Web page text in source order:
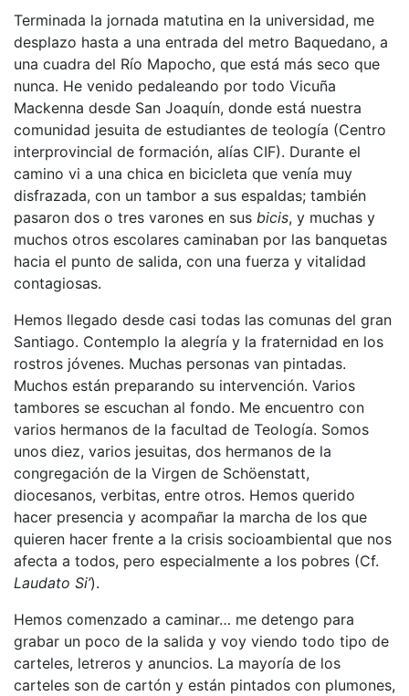
Terminada la jornada matutina en la universidad, me
desplazo hasta a una entrada del metro Baquedano, a
una cuadra del Río Mapocho, que está más seco que
nunca. He venido pedaleando por todo Vicuña
Mackenna desde San Joaquín, donde está nuestra
comunidad jesuita de estudiantes de teología (Centro
interprovincial de formación, alías CIF). Durante el
camino vi a una chica en bicicleta que venía muy
disfrazada, con un tambor a sus espaldas; también
pasaron dos o tres varones en sus bicis, y muchas y
muchos otros escolares caminaban por las banquetas
hacia el punto de salida, con una fuerza y vitalidad
contagiosas.
Hemos llegado desde casi todas las comunas del gran
Santiago. Contemplo la alegría y la fraternidad en los
rostros jóvenes. Muchas personas van pintadas.
Muchos están preparando su intervención. Varios
tambores se escuchan al fondo. Me encuentro con
varios hermanos de la facultad de Teología. Somos
unos diez, varios jesuitas, dos hermanos de la
congregación de la Virgen de Schöenstatt,
diocesanos, verbitas, entre otros. Hemos querido
hacer presencia y acompañar la marcha de los que
quieren hacer frente a la crisis socioambiental que nos
afecta a todos, pero especialmente a los pobres (Cf.
Laudato Si’).
Hemos comenzado a caminar… me detengo para
grabar un poco de la salida y voy viendo todo tipo de
carteles, letreros y anuncios. La mayoría de los
carteles son de cartón y están pintados con plumones,